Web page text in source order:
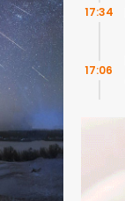
17:34
17:06